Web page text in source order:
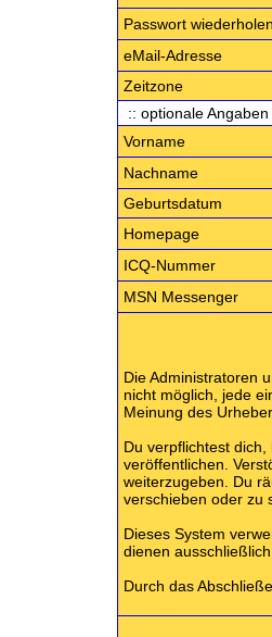
Passwort wiederholen
eMail-Adresse
Zeitzone
:: optionale Angaben
Vorname
Nachname
Geburtsdatum
Homepage
ICQ-Nummer
MSN Messenger
Die Administratoren
nicht möglich, jede
Meinung des
Du verpflichtest
veröffentlichen.
weiterzugeben. Du
verschieben oder zu
Dieses System
dienen
Durch das